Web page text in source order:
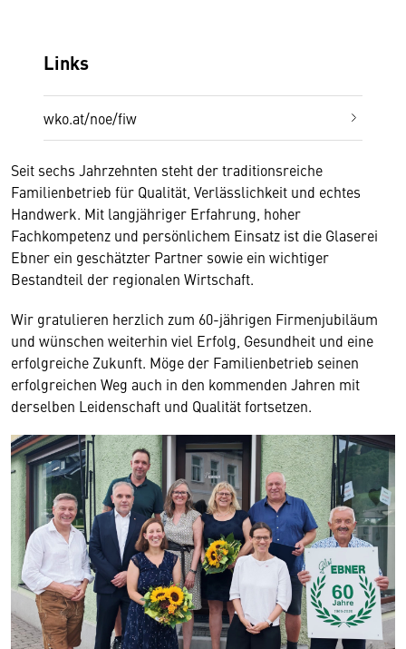
Links
wko.at/noe/fiw
Seit sechs Jahrzehnten steht der traditionsreiche
Familienbetrieb für Qualität, Verlässlichkeit und echtes
Handwerk. Mit langjähriger Erfahrung, hoher
Fachkompetenz und persönlichem Einsatz ist die Glaserei
Ebner ein geschätzter Partner sowie ein wichtiger
Bestandteil der regionalen Wirtschaft.
Wir gratulieren herzlich zum 60-jährigen Firmenjubiläum
und wünschen weiterhin viel Erfolg, Gesundheit und eine
erfolgreiche Zukunft. Möge der Familienbetrieb seinen
erfolgreichen Weg auch in den kommenden Jahren mit
derselben Leidenschaft und Qualität fortsetzen.